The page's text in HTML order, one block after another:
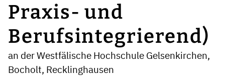
Praxis- und
Berufsintegrierend)
an der Westfälische Hochschule Gelsenkirchen,
Bocholt, Recklinghausen